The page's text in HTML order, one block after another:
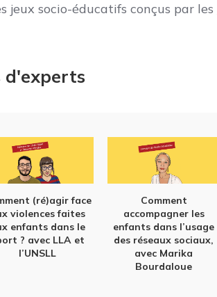
jeux socio-éducatifs conçus par les
d'experts
(ré)agir face
violences faites
enfants dans le
? avec LLA et
l’UNSLL
Comment
accompagner les
enfants dans l’usage
des réseaux sociaux,
avec Marika
Bourdaloue